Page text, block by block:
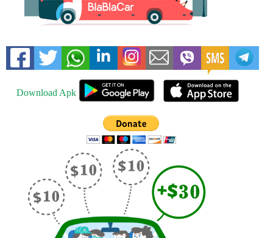
Download Apk